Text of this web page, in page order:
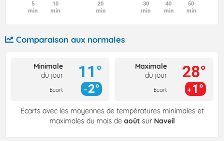
5
min
10
min
20
min
30
min
40
min
50
min
Comparaison aux normales
Minimale
du jour
Ecart
11°
2°
Maximale
du jour
Ecart
28°
1°
Écarts avec les moyennes de températures minimales et
maximales du mois de août sur Naveil